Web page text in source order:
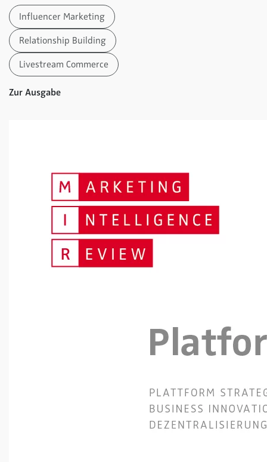
Influencer Marketing
Relationship Building
Livestream Commerce
Zur Ausgabe